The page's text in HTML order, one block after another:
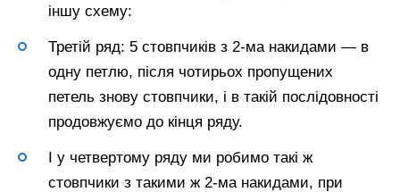
іншу схему:
Третій ряд: 5 стовпчиків з 2-ма накидами — в
одну петлю, після чотирьох пропущених
петель знову стовпчики, і в такій послідовності
продовжуємо до кінця ряду.
І у четвертому ряду ми робимо такі ж
стовпчики з такими ж 2-ма накидами, при